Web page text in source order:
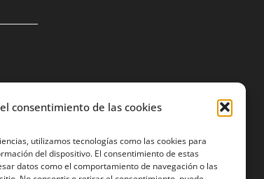
consentimiento de las cookies
utilizamos tecnologías como las cookies para
del dispositivo. El consentimiento de estas
datos como el comportamiento de navegación o las